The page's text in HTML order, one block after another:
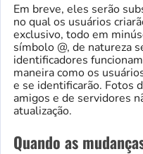
Em breve, eles serão
no qual os usuários
exclusivo, todo em
símbolo @, de natureza
identificadores
maneira como os
e se identificarão. Fotos
amigos e de servidores
atualização.
Quando as